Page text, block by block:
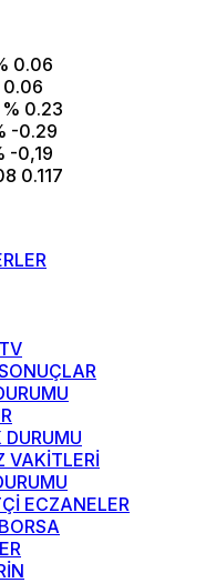
0.06
0.06
% 0.23
-0.29
-0,19
0.117
DURUMU
VAKİTLERİ
ECZANELER